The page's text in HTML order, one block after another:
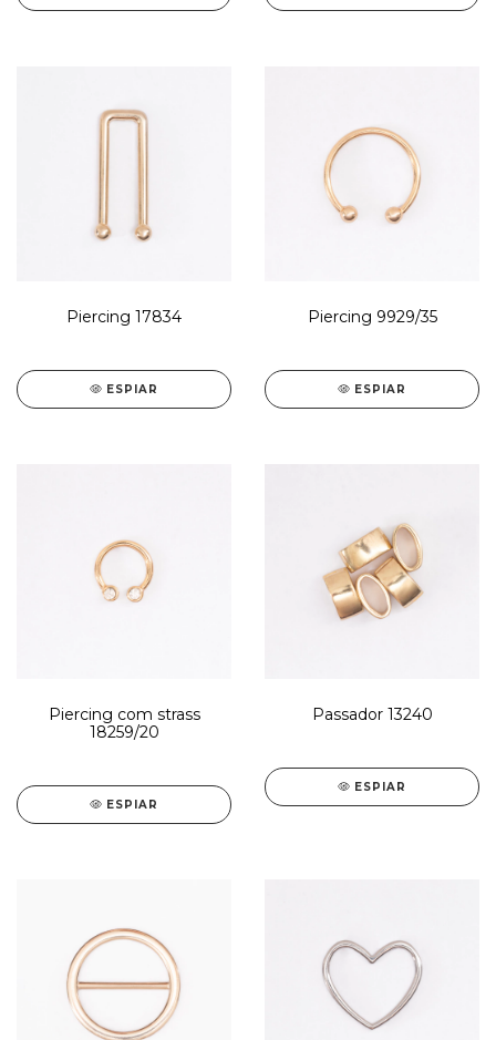
Piercing 17834
ESPIAR
Piercing 9929/35
ESPIAR
Piercing com strass
18259/20
ESPIAR
Passador 13240
ESPIAR